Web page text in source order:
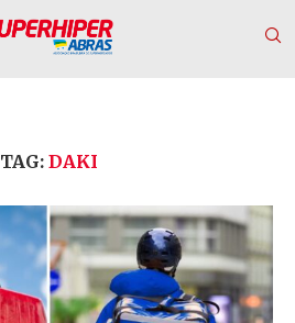
TAG: DAKI